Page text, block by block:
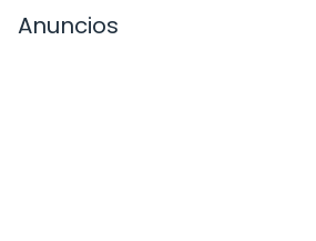
Anuncios